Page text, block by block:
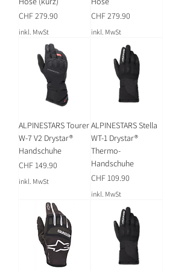
Preis
CHF 279.90
inkl. MwSt
Preis
CHF 279.90
inkl. MwSt
ALPINESTARS Tourer
W-7 V2 Drystar®
Handschuhe
Preis
CHF 149.90
inkl. MwSt
ALPINESTARS Stella
WT-1 Drystar®
Thermo-
Handschuhe
Preis
CHF 109.90
inkl. MwSt